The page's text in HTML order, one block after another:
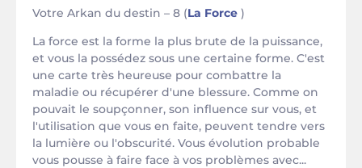
Votre Arkan du destin – 8 (La Force )
La force est la forme la plus brute de la puissance,
et vous la possédez sous une certaine forme. C'est
une carte très heureuse pour combattre la
maladie ou récupérer d'une blessure. Comme on
pouvait le soupçonner, son influence sur vous, et
l'utilisation que vous en faite, peuvent tendre vers
la lumière ou l'obscurité. Vous évolution probable
vous pousse à faire face à vos problèmes avec...